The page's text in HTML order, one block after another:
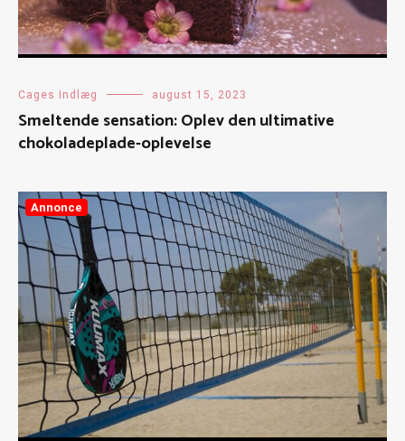
Cages Indlæg august 15, 2023
Smeltende sensation: Oplev den ultimative
chokoladeplade-oplevelse
Annonce